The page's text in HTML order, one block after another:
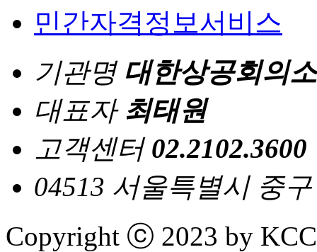
민간자격정보서비스
기관명 대한상공회의소
대표자 최태원
고객센터 02.2102.3600
04513 서울특별시 중
Copyright ⓒ 2023 by